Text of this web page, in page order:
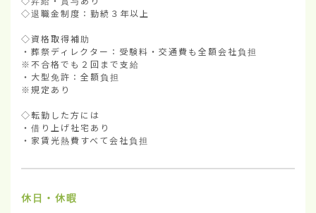
◇退職金制度：勤続３年以上
◇資格取得補助
・葬祭ディレクター：受験料・交通費も全額会社負担
※不合格でも２回まで支給
・大型免許：全額負担
※規定あり
◇転勤した方には
・借り上げ社宅あり
・家賃光熱費すべて会社負担
休日・休暇